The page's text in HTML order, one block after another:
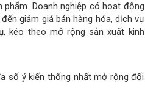
phẩm. Doanh nghiệp có hoạt động
giảm giá bán hàng hóa, dịch vụ
kéo theo mở rộng sản xuất kinh